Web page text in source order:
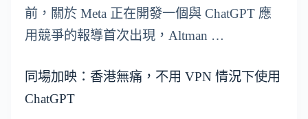
前，關於 Meta 正在開發一個與 ChatGPT 應
用競爭的報導首次出現，Altman …
同場加映：香港無痛，不用 VPN 情況下使用
ChatGPT